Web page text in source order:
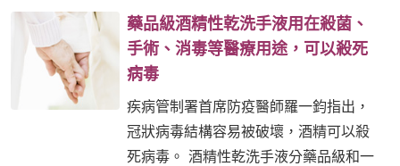
藥品級酒精性乾洗手液用在殺菌、
手術、消毒等醫療用途，可以殺死
病毒
疾病管制署首席防疫醫師羅一鈞指出，
冠狀病毒結構容易被破壞，酒精可以殺
死病毒。 酒精性乾洗手液分藥品級和一